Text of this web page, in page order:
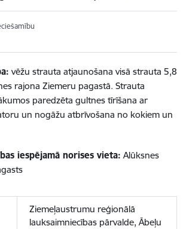
vēžu strauta atjaunošana visā strauta 5,8
rajona Ziemeru pagastā. Strauta
paredzēta gultnes tīrīšana ar
un nogāžu atbrīvošana no kokiem un
iespējamā norises vieta: Alūksnes
Ziemeļaustrumu reģionālā
lauksaimniecības pārvalde, Ābeļu